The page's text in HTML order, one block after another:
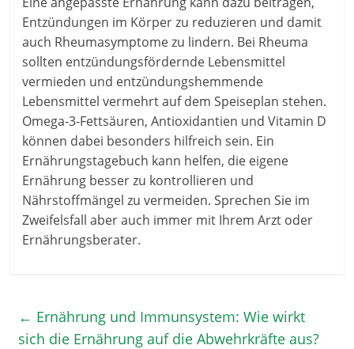
Entzündungen im Körper zu reduzieren und damit
auch Rheumasymptome zu lindern. Bei Rheuma
sollten entzündungsfördernde Lebensmittel
vermieden und entzündungshemmende
Lebensmittel vermehrt auf dem Speiseplan stehen.
Omega-3-Fettsäuren, Antioxidantien und Vitamin D
können dabei besonders hilfreich sein. Ein
Ernährungstagebuch kann helfen, die eigene
Ernährung besser zu kontrollieren und
Nährstoffmängel zu vermeiden. Sprechen Sie im
Zweifelsfall aber auch immer mit Ihrem Arzt oder
Ernährungsberater.
← Ernährung und Immunsystem: Wie wirkt
sich die Ernährung auf die Abwehrkräfte aus?